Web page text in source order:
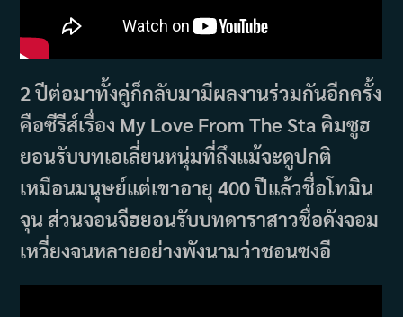
2 ปีต่อมาทั้งคู่ก็กลับมามีผลงานร่วมกันอีกครั้ง
คือซีรีส์เรื่อง My Love From The Sta คิมซูฮ
ยอนรับบทเอเลี่ยนหนุ่มที่ถึงแม้จะดูปกติ
เหมือนมนุษย์แต่เขาอายุ 400 ปีแล้วชื่อโทมิน
จุน ส่วนจอนจีฮยอนรับบทดาราสาวชื่อดังจอม
เหวี่ยงจนหลายอย่างพังนามว่าชอนซงอี